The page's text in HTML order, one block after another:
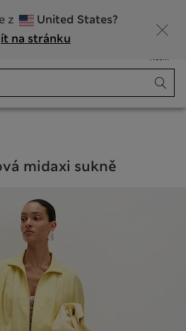
z
United States?
na stránku
Košík
midaxi sukně